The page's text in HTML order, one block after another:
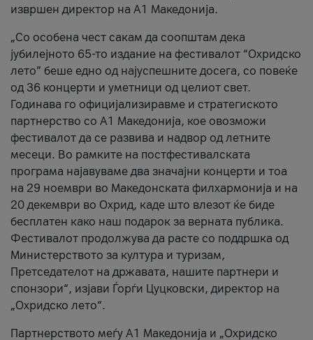
извршен директор на A1 Македонија.
„Со особена чест сакам да соопштам дека
јубилејното 65-то издание на фестивалот “Охридско
лето” беше едно од најуспешните досега, со повеќе
од 36 концерти и уметници од целиот свет.
Годинава го официјализиравме и стратегиското
партнерство со А1 Македонија, кое овозможи
фестивалот да се развива и надвор од летните
месеци. Во рамките на постфестивалската
програма најавуваме два значајни концерти и тоа
на 29 ноември во Македонската филхармонија и на
20 декември во Охрид, каде што влезот ќе биде
бесплатен како наш подарок за верната публика.
Фестивалот продолжува да расте со поддршка од
Министерството за култура и туризам,
Претседателот на државата, нашите партнери и
спонзори“, изјави Ѓорѓи Цуцковски, директор на
„Охридско лето“.
Партнерството меѓу A1 Македонија и „Охридско